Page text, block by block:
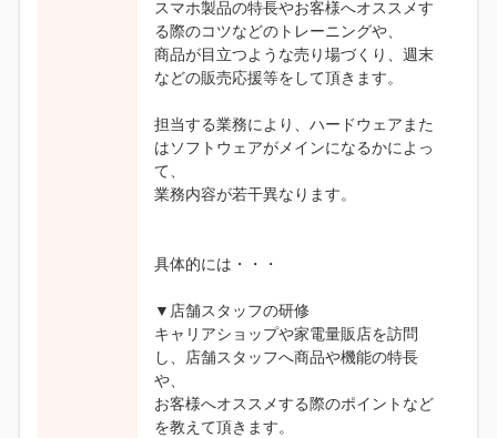
スマホ製品の特長やお客様へオススメす
る際のコツなどのトレーニングや、
商品が目立つような売り場づくり、週末
などの販売応援等をして頂きます。
担当する業務により、ハードウェアまた
はソフトウェアがメインになるかによっ
て、
業務内容が若干異なります。
具体的には・・・
▼店舗スタッフの研修
キャリアショップや家電量販店を訪問
し、店舗スタッフへ商品や機能の特長
や、
お客様へオススメする際のポイントなど
を教えて頂きます。